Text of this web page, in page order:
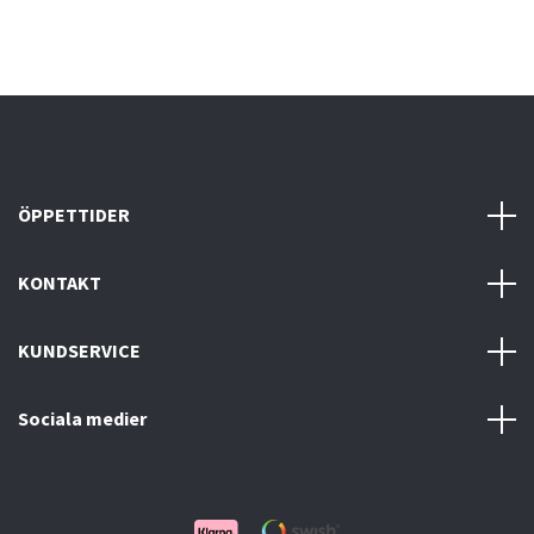
ÖPPETTIDER
KONTAKT
KUNDSERVICE
Sociala medier